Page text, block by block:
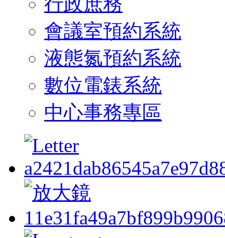
會議室預約系統
液態氮預約系統
數位電錶系統
中心事務專區